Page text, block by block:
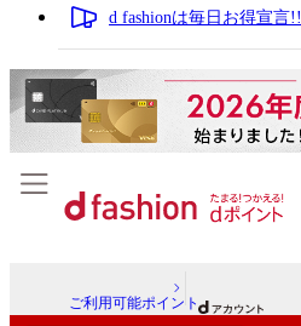
d fashionは毎日お得宣言!!
ご利用可能ポイント